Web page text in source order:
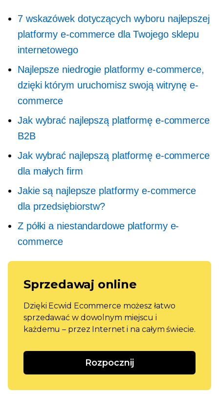
7 wskazówek dotyczących wyboru najlepszej
platformy e-commerce dla Twojego sklepu
internetowego
Najlepsze niedrogie platformy e-commerce,
dzięki którym uruchomisz swoją witrynę e-
commerce
Jak wybrać najlepszą platformę e-commerce
B2B
Jak wybrać najlepszą platformę e-commerce
dla małych firm
Jakie są najlepsze platformy e-commerce
dla przedsiębiorstw?
Z półki a niestandardowe platformy e-
commerce
Sprzedawaj online
Dzięki Ecwid Ecommerce możesz łatwo
sprzedawać w dowolnym miejscu i
każdemu – przez Internet i na całym świecie.
Rozpocznij